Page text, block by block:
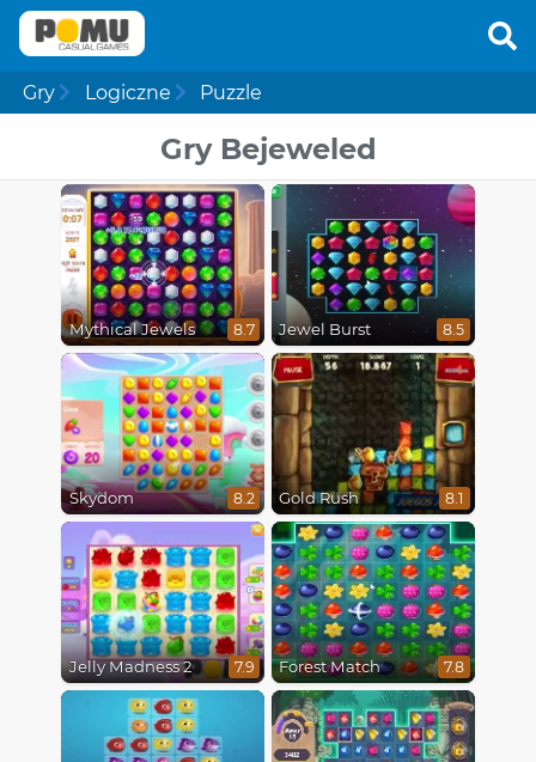
Gry Logiczne Puzzle
Gry Bejeweled
Mythical Jewels 8.7 Jewel Burst 8.5
Skydom 8.2 Gold Rush 8.1
Jelly Madness 2 7.9 Forest Match 7.8